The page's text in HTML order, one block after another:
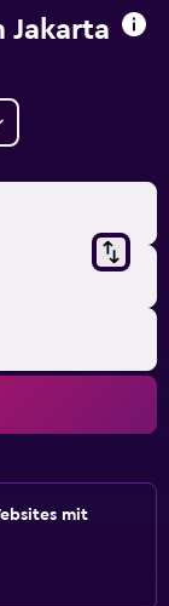
Jakarta
mit